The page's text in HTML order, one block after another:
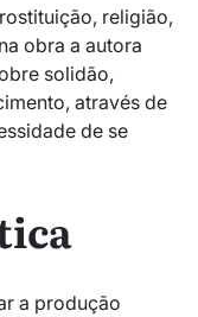
religião,
obra a autora
solidão,
através de
de se
a produção